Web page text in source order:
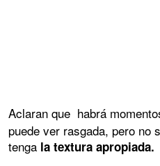
Aclaran que habrá
puede ver rasgada, pero no
tenga la textura apropiada.